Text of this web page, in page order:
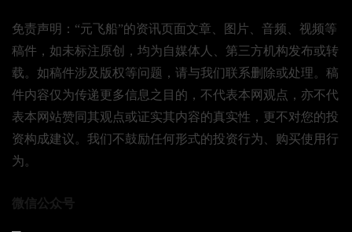
免责声明：“元飞船”的资讯页面文章、图片、音频、视频等
稿件，如未标注原创，均为自媒体人、第三方机构发布或转
载。如稿件涉及版权等问题，请与我们联系删除或处理。稿
件内容仅为传递更多信息之目的，不代表本网观点，亦不代
表本网站赞同其观点或证实其内容的真实性，更不对您的投
资构成建议。我们不鼓励任何形式的投资行为、购买使用行
为。
微信公众号